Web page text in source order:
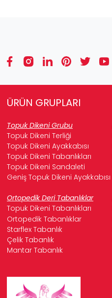
ÜRÜN GRUPLARI
Topuk Dikeni Grubu
Topuk Dikeni Terliği
Topuk Dikeni Ayakkabısı
Topuk Dikeni Tabanlıkları
Topuk Dikeni Sandaleti
Geniş Topuk Dikeni Ayakkabısı
Ortopedik Deri Tabanlıklar
Topuk Dikeni Tabanlıkları
Ortopedik Tabanlıklar
Starflex Tabanlık
Çelik Tabanlık
Mantar Tabanlık